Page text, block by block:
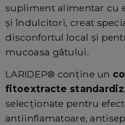
supliment alimentar cu
și îndulcitori, creat
disconfortul local și
mucoasa gâtului.
LARIDEP® conține un
fitoextracte
selecționate pentru
antiinflamatoare,